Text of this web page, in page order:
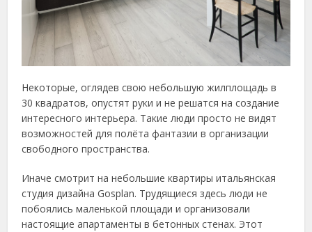
Некоторые, оглядев свою небольшую жилплощадь в
30 квадратов, опустят руки и не решатся на создание
интересного интерьера. Такие люди просто не видят
возможностей для полёта фантазии в организации
свободного пространства.
Иначе смотрит на небольшие квартиры итальянская
студия дизайна Gosplan. Трудящиеся здесь люди не
побоялись маленькой площади и организовали
настоящие апартаменты в бетонных стенах. Этот